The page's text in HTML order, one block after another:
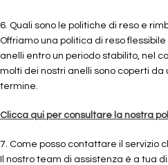
6. Quali sono le politiche di reso e
Offriamo una politica di reso
anelli entro un periodo stabilito, nel
molti dei nostri anelli sono coperti
termine.
Clicca qui per consultare la nostra
7. Come posso contattare il servizio
Il nostro team di assistenza è a tua